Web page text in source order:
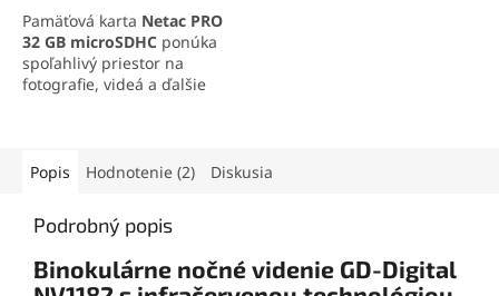
Pamäťová karta Netac PRO
32 GB microSDHC ponúka
spoľahlivý priestor na
fotografie, videá a ďalšie
označeniuClass 10, U1, A1 a
UHS-I
používanie vo fotopasciach,
autokamerách aj ďalšej
Popis Hodnotenie (2) Diskusia
Podrobný popis
Binokulárne nočné videnie GD-Digital